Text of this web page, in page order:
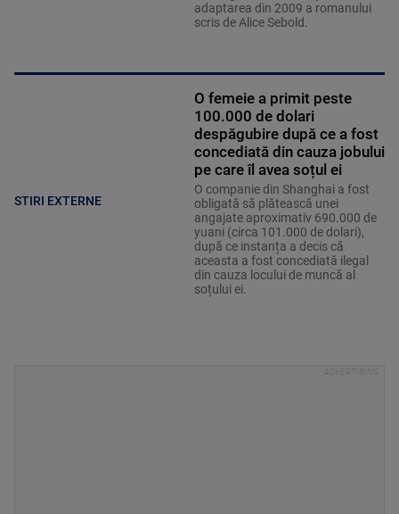
adaptarea din 2009 a romanului
scris de Alice Sebold.
STIRI EXTERNE
O femeie a primit peste
100.000 de dolari
despăgubire după ce a fost
concediată din cauza jobului
pe care îl avea soțul ei
O companie din Shanghai a fost
obligată să plătească unei
angajate aproximativ 690.000 de
yuani (circa 101.000 de dolari),
după ce instanța a decis că
aceasta a fost concediată ilegal
din cauza locului de muncă al
soțului ei.